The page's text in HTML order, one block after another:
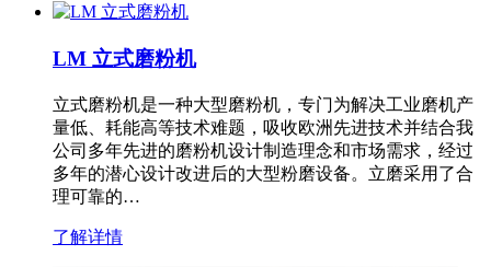
LM 立式磨粉机
立式磨粉机是一种大型磨粉机，专门为解决工业磨机产
量低、耗能高等技术难题，吸收欧洲先进技术并结合我
公司多年先进的磨粉机设计制造理念和市场需求，经过
多年的潜心设计改进后的大型粉磨设备。立磨采用了合
理可靠的…
了解详情